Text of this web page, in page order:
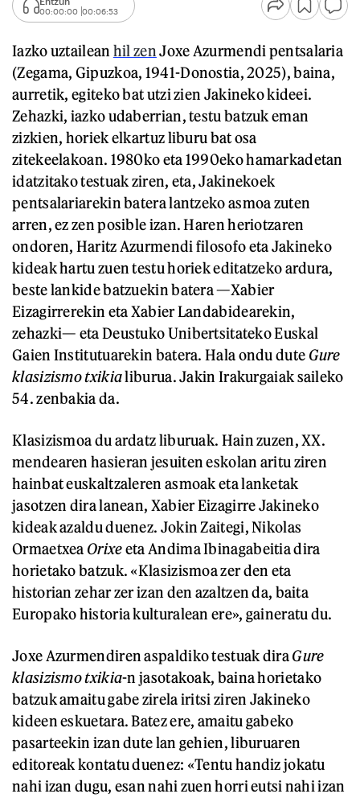
00:00:00 00:06:53
Iazko uztailean hil zenJoxe Azurmendi pentsalaria
(Zegama, Gipuzkoa, 1941-Donostia, 2025), baina,
aurretik, egiteko bat utzi zien Jakineko kideei.
Zehazki, iazko udaberrian, testu batzuk eman
zizkien, horiek elkartuz liburu bat osa
zitekeelakoan. 1980ko eta 1990eko hamarkadetan
idatzitako testuak ziren, eta, Jakinekoek
pentsalariarekin batera lantzeko asmoa zuten
arren, ez zen posible izan. Haren heriotzaren
ondoren, Haritz Azurmendi filosofo eta Jakineko
kideak hartu zuen testu horiek editatzeko ardura,
beste lankide batzuekin batera —Xabier
Eizagirrerekin eta Xabier Landabidearekin,
zehazki— eta Deustuko Unibertsitateko Euskal
Gaien Institutuarekin batera. Hala ondu dute Gure
klasizismo txikialiburua. Jakin Irakurgaiak saileko
54. zenbakia da.
Klasizismoa du ardatz liburuak. Hain zuzen, XX.
mendearen hasieran jesuiten eskolan aritu ziren
hainbat euskaltzaleren asmoak eta lanketak
jasotzen dira lanean, Xabier Eizagirre Jakineko
kideak azaldu duenez. Jokin Zaitegi, Nikolas
Ormaetxea Orixeeta Andima Ibinagabeitia dira
horietako batzuk. «Klasizismoa zer den eta
historian zehar zer izan den azaltzen da, baita
Europako historia kulturalean ere», gaineratu du.
Joxe Azurmendiren aspaldiko testuak diraGure
klasizismo txikia-n jasotakoak, baina horietako
batzuk amaitu gabe zirela iritsi ziren Jakineko
kideen eskuetara. Batez ere, amaitu gabeko
pasarteekin izan dute lan gehien, liburuaren
editoreak kontatu duenez: «Tentu handiz jokatu
nahi izan dugu, esan nahi zuen horri eutsi nahi izan